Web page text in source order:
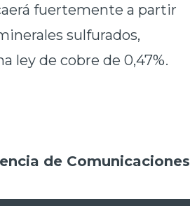
fuertemente a partir
sulfurados,
ley de cobre de 0,47%.
de Comunicaciones